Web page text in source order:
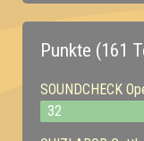
Punkte (161
SOUNDCHECK
32